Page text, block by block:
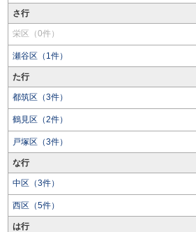
さ行
栄区（0件）
瀬谷区（1件）
た行
都筑区（3件）
鶴見区（2件）
戸塚区（3件）
な行
中区（3件）
西区（5件）
は行